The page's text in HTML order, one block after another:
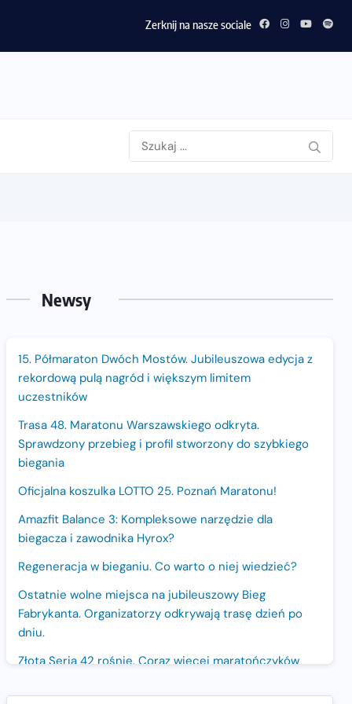
Zerknij na nasze sociale
Newsy
15. Półmaraton Dwóch Mostów. Jubileuszowa edycja z
rekordową pulą nagród i większym limitem
uczestników
Trasa 48. Maratonu Warszawskiego odkryta.
Sprawdzony przebieg i profil stworzony do szybkiego
biegania
Oficjalna koszulka LOTTO 25. Poznań Maratonu!
Amazfit Balance 3: Kompleksowe narzędzie dla
biegacza i zawodnika Hyrox?
Regeneracja w bieganiu. Co warto o niej wiedzieć?
Ostatnie wolne miejsca na jubileuszowy Bieg
Fabrykanta. Organizatorzy odkrywają trasę dzień po
dniu.
Złota Seria 42 rośnie. Coraz więcej maratończyków
Polsce